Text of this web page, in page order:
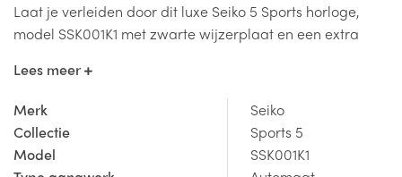
Laat je verleiden door dit luxe Seiko 5 Sports horloge,
model SSK001K1 met zwarte wijzerplaat en een extra
Duurzaamheid en betrouwbaarheid
Sinds de lancering in 1968 staat de Seiko 5 Sports-
collectie voor mechanische horloges die synoniem zijn
van duurzaamheid en betrouwbaarheid. Toen de
Lees meer
Merk
Seiko
Collectie
Sports 5
Model
SSK001K1